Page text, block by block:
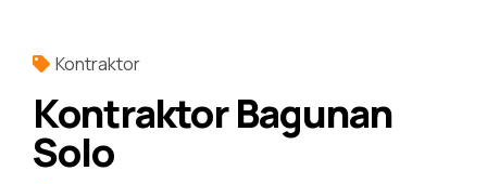
Kontraktor
Kontraktor Bagunan
Solo